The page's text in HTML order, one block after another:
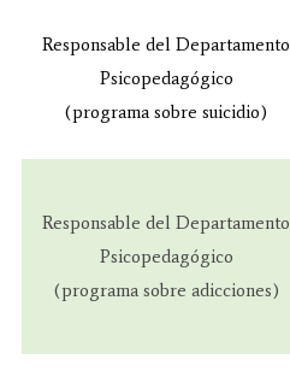
Responsable del Departamento
Psicopedagógico
(programa sobre suicidio)
Responsable del Departamento
Psicopedagógico
(programa sobre adicciones)